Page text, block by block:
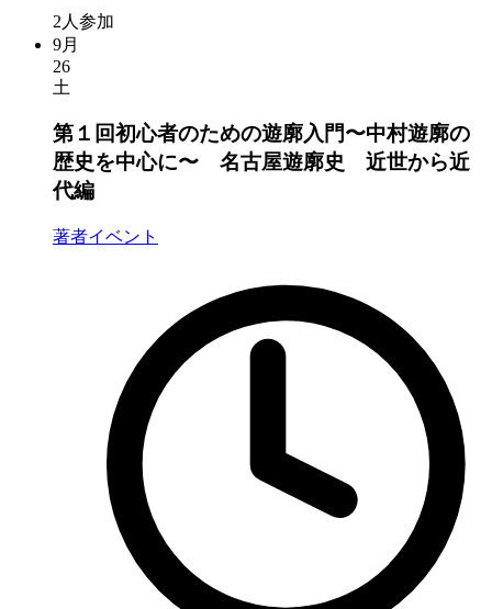
2人参加
9月
26
土
第１回初心者のための遊廓入門〜中村遊廓の
歴史を中心に〜 名古屋遊廓史 近世から近
代編
著者イベント